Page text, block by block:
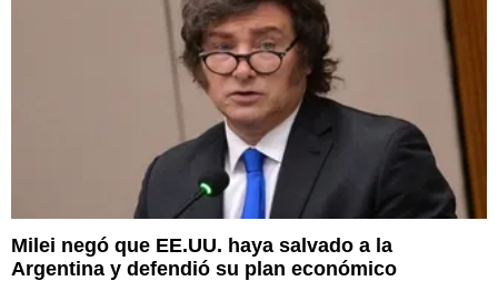
Milei negó que EE.UU. haya salvado a la
Argentina y defendió su plan económico